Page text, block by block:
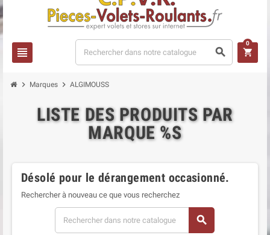
view_headline search shopping_cart
0
chevron_right Marques chevron_right ALGIMOUSS
LISTE DES PRODUITS PAR
MARQUE %S
Désolé pour le dérangement occasionné.
Rechercher à nouveau ce que vous recherchez
search